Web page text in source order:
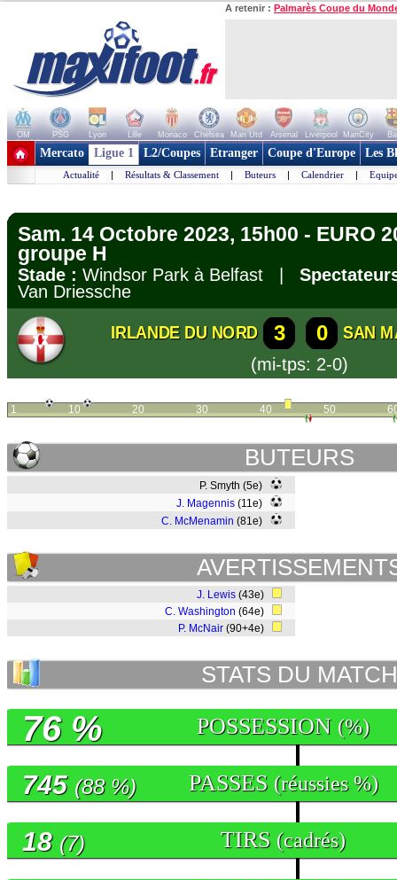
A retenir : Palmarès Coupe du
OM PSG Lyon Lille Monaco Chelsea Man Utd Arsenal Liverpool ManCity
+ de clubs
Mercato Ligue 1 L2/Coupes Etranger Coupe d'Europe Les
Actualité | Résultats & Classement | Buteurs | Calendrier |
Sam. 14 Octobre 2023, 15h00 - EURO
groupe H
Stade : Windsor Park à Belfast |
Van Driessche
IRLANDE DU NORD 3 0
SAN
(mi-tps: 2-0)
1 10 20 30 40 50
BUTEURS
P. Smyth (5e)
J. Magennis (11e)
C. McMenamin (81e)
J. Lewis (43e)
C. Washington (64e)
P. McNair (90+4e)
STATS DU MATCH
POSSESSION (%)
76 %
PASSES (réussies %)
745 (88 %)
TIRS (cadrés)
18 (7)